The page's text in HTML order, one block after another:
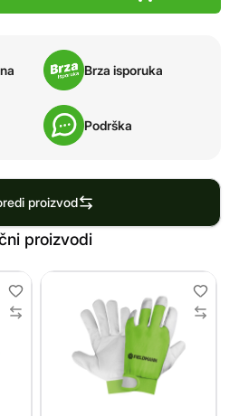
Brza isporuka
Podrška
proizvod
proizvodi